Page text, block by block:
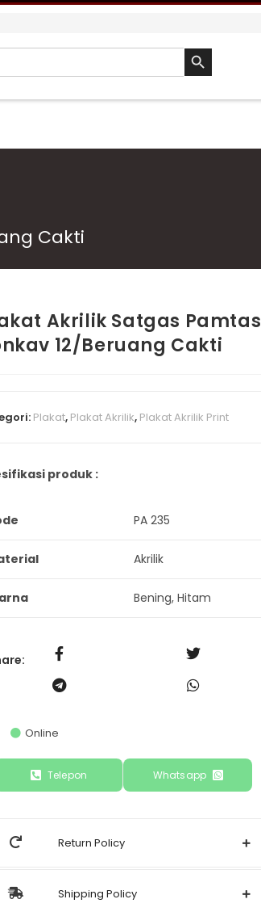
SEARCH BUTTON
Cakti
Akrilik Satgas Pamtas
12/Beruang Cakti
Plakat, Plakat Akrilik, Plakat Akrilik Print
produk :
PA 235
Akrilik
Bening, Hitam
Online
Telepon Whatsapp
Return Policy
Shipping Policy